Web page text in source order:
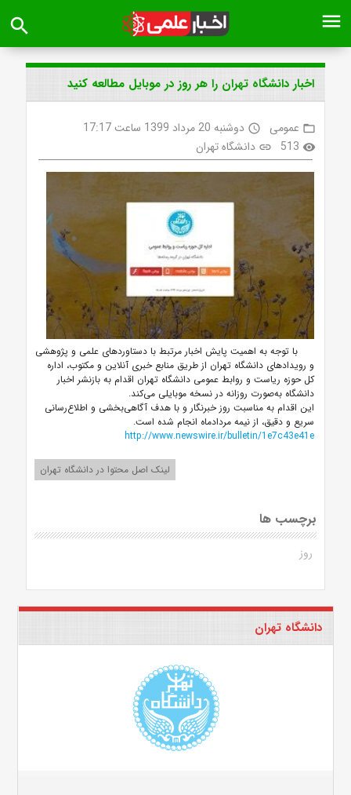
menu
search
اخبار دانشگاه تهران را هر روز در موبایل مطالعه کنید
folder_open عمومی access_time دوشنبه 20 مرداد 1399 ساعت 17:17
visibility
513
link دانشگاه تهران
با توجه به اهمیت پایش اخبار مرتبط با دستاوردهای علمی و پژوهشی
و رویدادهای دانشگاه تهران از طریق منابع خبری آنلاین و مکتوب، اداره
کل حوزه ریاست و روابط عمومی دانشگاه تهران اقدام به بازنشر اخبار
دانشگاه به‌صورت روزانه در نسخه موبایلی می‌کند.
این اقدام به مناسبت روز خبرنگار و با هدف آگاهی‌بخشی و اطلاع‌رسانی
سریع و دقیق، از نیمه مردادماه انجام شده است.
http://www.newswire.ir/bulletin/1e7c43e41e
لینک اصل محتوا در دانشگاه تهران
برچسب ها
روز
دانشگاه تهران